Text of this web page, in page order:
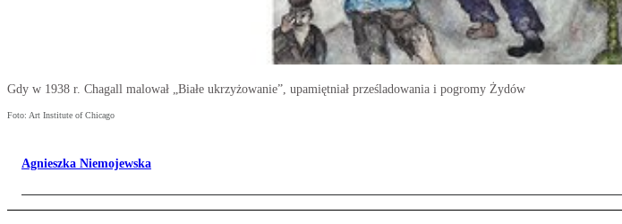
Gdy w 1938 r. Chagall malował „Białe ukrzyżowanie”, upamiętniał prześladowania i pogromy Żydów
Foto: Art Institute of Chicago
Agnieszka Niemojewska